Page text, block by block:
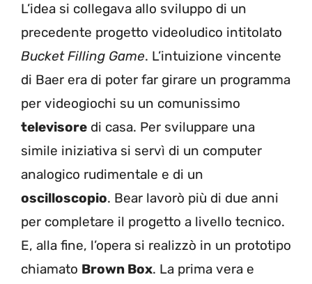
L’idea si collegava allo sviluppo di un
precedente progetto videoludico intitolato
Bucket Filling Game. L’intuizione vincente
di Baer era di poter far girare un programma
per videogiochi su un comunissimo
televisore di casa. Per sviluppare una
simile iniziativa si servì di un computer
analogico rudimentale e di un
oscilloscopio. Bear lavorò più di due anni
per completare il progetto a livello tecnico.
E, alla fine, l’opera si realizzò in un prototipo
chiamato Brown Box. La prima vera e